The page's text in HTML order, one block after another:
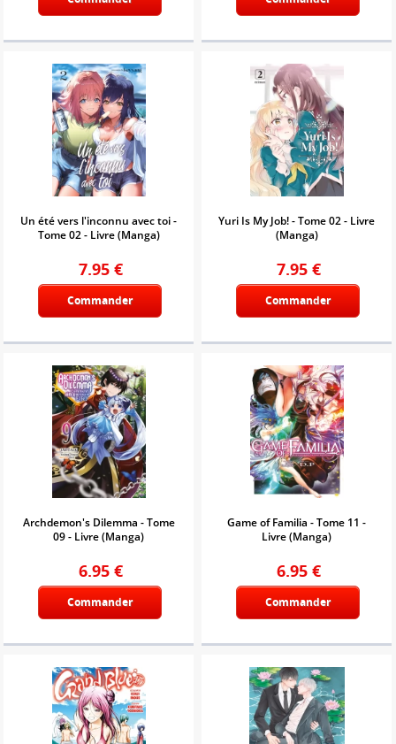
Un été vers l'inconnu avec toi -
Tome 02 - Livre (Manga)
7.95 €
Commander
Yuri Is My Job! - Tome 02 - Livre
(Manga)
7.95 €
Commander
Archdemon's Dilemma - Tome
09 - Livre (Manga)
6.95 €
Commander
Game of Familia - Tome 11 -
Livre (Manga)
6.95 €
Commander